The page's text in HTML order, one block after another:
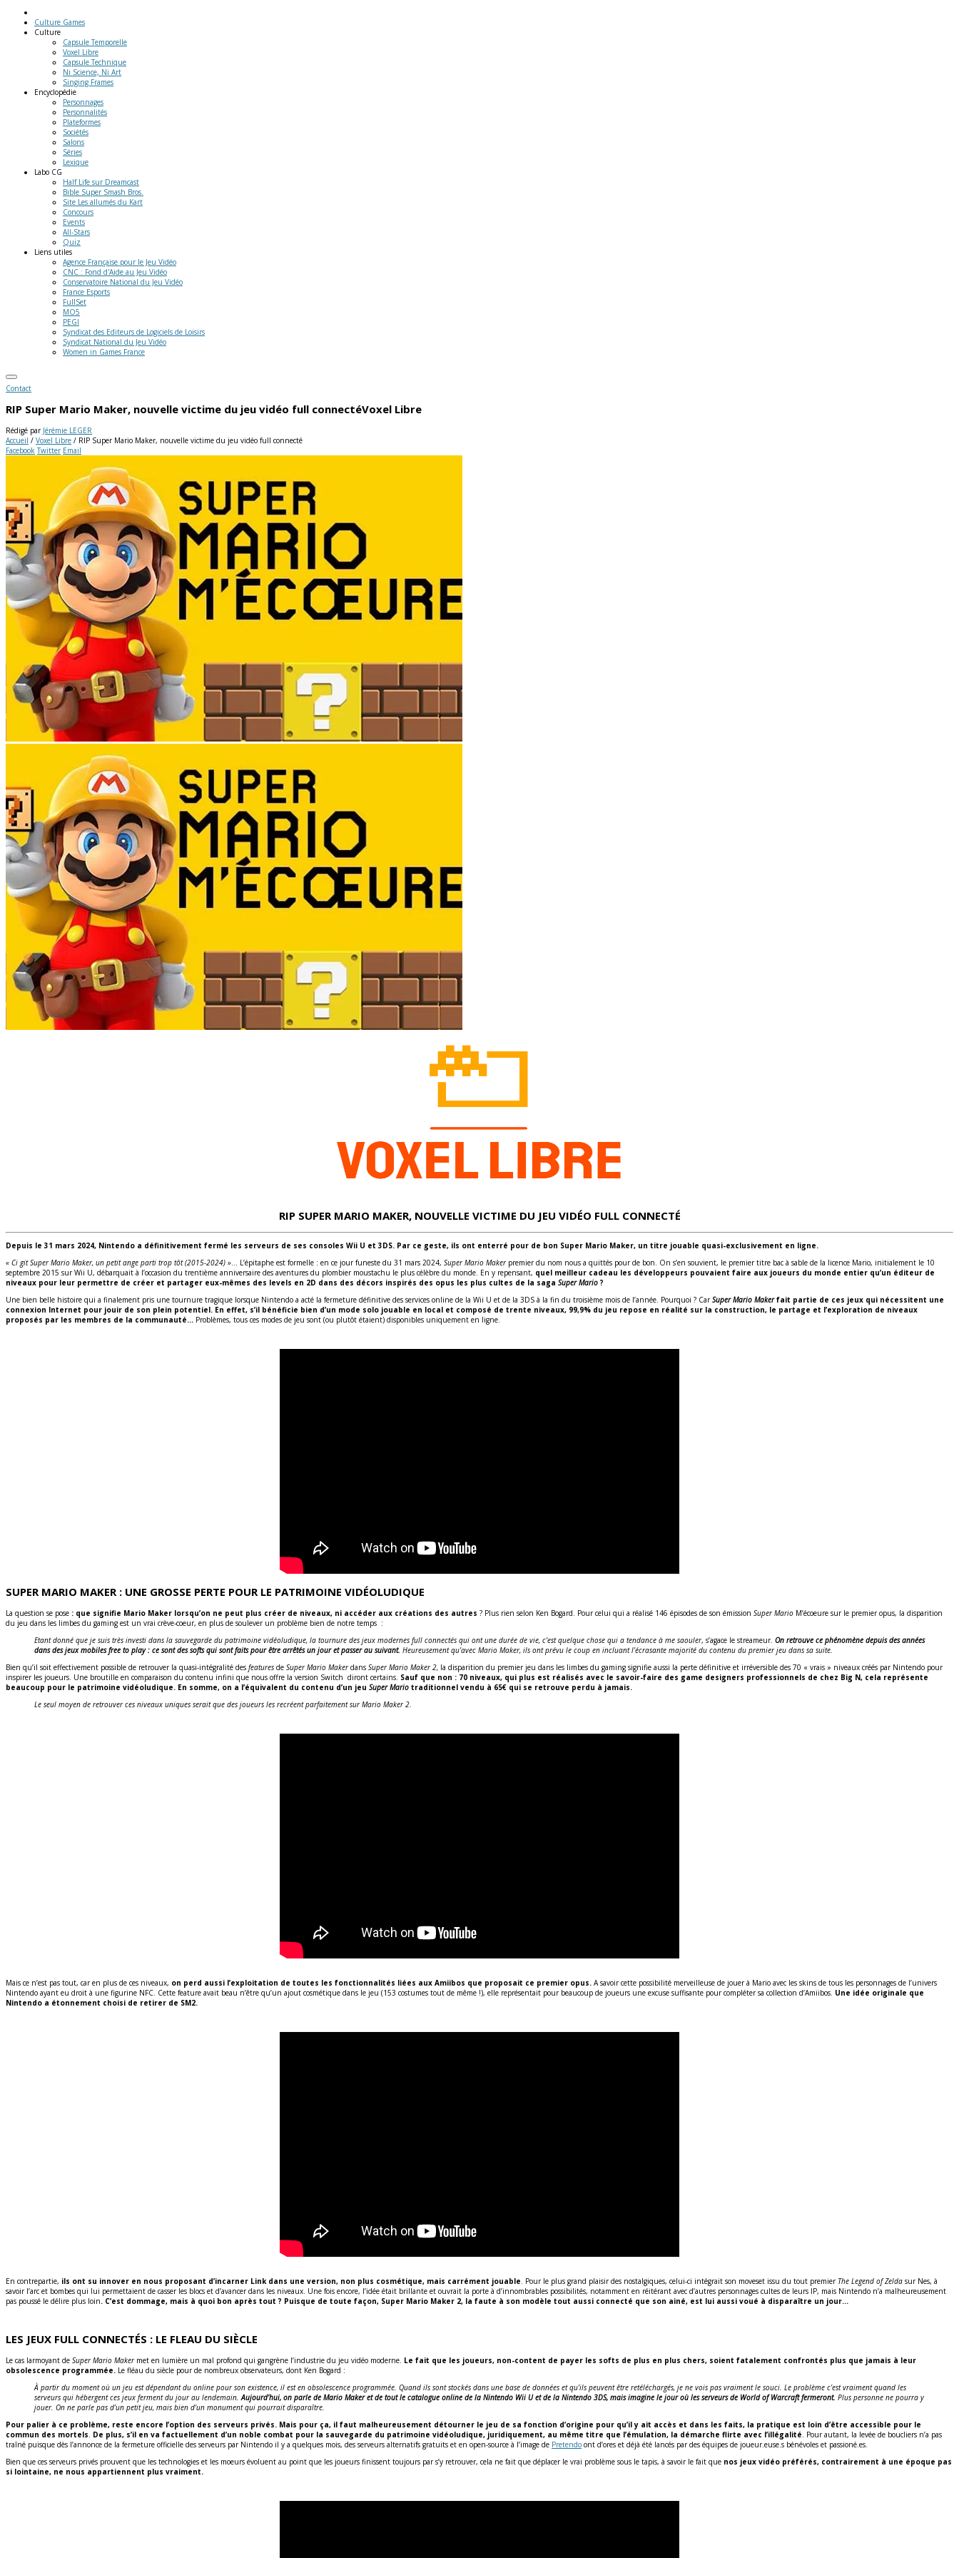
Culture Games
Culture
Capsule Temporelle
Voxel Libre
Capsule Technique
Ni Science, Ni Art
Singing Frames
Encyclopédie
Personnages
Personnalités
Plateformes
Sociétés
Salons
Séries
Lexique
Labo CG
Half Life sur Dreamcast
Bible Super Smash Bros.
Site Les allumés du Kart
Concours
Events
All-Stars
Quiz
Liens utiles
Agence Française pour le Jeu Vidéo
CNC : Fond d'Aide au Jeu Vidéo
Conservatoire National du Jeu Vidéo
France Esports
FullSet
MO5
PEGI
Syndicat des Editeurs de Logiciels de Loisirs
Syndicat National du Jeu Vidéo
Women in Games France
Contact
RIP Super Mario Maker, nouvelle victime du jeu vidéo full connectéVoxel Libre
Rédigé par Jérémie LEGER
Accueil / Voxel Libre / RIP Super Mario Maker, nouvelle victime du jeu vidéo full connecté
Facebook Twitter Email
RIP SUPER MARIO MAKER, NOUVELLE VICTIME DU JEU VIDÉO FULL CONNECTÉ
Depuis le 31 mars 2024, Nintendo a définitivement fermé les serveurs de ses consoles Wii U et 3DS. Par ce geste, ils ont enterré pour de bon Super Mario Maker, un titre jouable quasi-exclusivement en ligne.
« Ci git Super Mario Maker, un petit ange parti trop tôt (2015-2024) » … L’épitaphe est formelle : en ce jour funeste du 31 mars 2024, Super Mario Makerpremier du nom nous a quittés pour de bon. On s’en souvient, le premier titre bac à sable de la licence Mario, initialement le 10
septembre 2015 sur Wii U, débarquait à l’occasion du trentième anniversaire des aventures du plombier moustachu le plus célèbre du monde. En y repensant, quel meilleur cadeau les développeurs pouvaient faire aux joueurs du monde entier qu’un éditeur de
niveaux pour leur permettre de créer et partager eux-mêmes des levels en 2D dans des décors inspirés des opus les plus cultes de la saga Super Mario?
Une bien belle histoire qui a finalement pris une tournure tragique lorsque Nintendo a acté la fermeture définitive des services online de la Wii U et de la 3DS à la fin du troisième mois de l’année. Pourquoi ? CarSuper Mario Makerfait partie de ces jeux qui nécessitent une
connexion Internet pour jouir de son plein potentiel. En effet, s’il bénéficie bien d’un mode solo jouable en local et composé de trente niveaux, 99,9% du jeu repose en réalité sur la construction, le partage et l’exploration de niveaux
proposés par les membres de la communauté… Problèmes, tous ces modes de jeu sont (ou plutôt étaient) disponibles uniquement en ligne.
SUPER MARIO MAKER : UNE GROSSE PERTE POUR LE PATRIMOINE VIDÉOLUDIQUE
La question se pose : que signifie Mario Maker lorsqu’on ne peut plus créer de niveaux, ni accéder aux créations des autres ? Plus rien selon Ken Bogard. Pour celui qui a réalisé 146 épisodes de son émission Super Mario M’écoeure sur le premier opus, la disparition
du jeu dans les limbes du gaming est un vrai crève-coeur, en plus de soulever un problème bien de notre temps :
Etant donné que je suis très investi dans la sauvegarde du patrimoine vidéoludique, la tournure des jeux modernes full connectés qui ont une durée de vie, c’est quelque chose qui a tendance à me saouler, s’agace le streameur. On retrouve ce phénomène depuis des années
dans des jeux mobiles free to play : ce sont des softs qui sont faits pour être arrêtés un jour et passer au suivant. Heureusement qu’avec Mario Maker, ils ont prévu le coup en incluant l’écrasante majorité du contenu du premier jeu dans sa suite.
Bien qu’il soit effectivement possible de retrouver la quasi-intégralité des features de Super Mario Makerdans Super Mario Maker 2, la disparition du premier jeu dans les limbes du gaming signifie aussi la perte définitive et irréversible des 70 « vrais » niveaux créés par Nintendo pour
inspirer les joueurs. Une broutille en comparaison du contenu infini que nous offre la version Switch diront certains. Sauf que non : 70 niveaux, qui plus est réalisés avec le savoir-faire des game designers professionnels de chez Big N, cela représente
beaucoup pour le patrimoine vidéoludique. En somme, on a l’équivalent du contenu d’un jeu Super Mario traditionnel vendu à 65€ qui se retrouve perdu à jamais.
Le seul moyen de retrouver ces niveaux uniques serait que des joueurs les recréent parfaitement sur Mario Maker 2
Mais ce n’est pas tout, car en plus de ces niveaux, on perd aussi l’exploitation de toutes les fonctionnalités liées aux Amiibos que proposait ce premier opus. A savoir cette possibilité merveilleuse de jouer à Mario avec les skins de tous les personnages de l’univers
Nintendo ayant eu droit à une figurine NFC. Cette feature avait beau n’être qu’un ajout cosmétique dans le jeu (153 costumes tout de même !), elle représentait pour beaucoup de joueurs une excuse suffisante pour compléter sa collection d’Amiibos. Une idée originale que
Nintendo a étonnement choisi de retirer de SM2.
En contrepartie, ils ont su innover en nous proposant d’incarner Link dans une version, non plus cosmétique, mais carrément jouable . Pour le plus grand plaisir des nostalgiques, celui-ci intégrait son moveset issu du tout premier The Legend of Zelda sur Nes, à
savoir l’arc et bombes qui lui permettaient de casser les blocs et d’avancer dans les niveaux. Une fois encore, l’idée était brillante et ouvrait la porte à d’innombrables possibilités, notamment en réitérant avec d’autres personnages cultes de leurs IP, mais Nintendo n’a malheureusement
pas poussé le délire plus loin. C’est dommage, mais à quoi bon après tout ? Puisque de toute façon, Super Mario Maker 2, la faute à son modèle tout aussi connecté que son ainé, est lui aussi voué à disparaître un jour…
LES JEUX FULL CONNECTÉS : LE FLEAU DU SIÈCLE
Le cas larmoyant de Super Mario Maker met en lumière un mal profond qui gangrène l’industrie du jeu vidéo moderne. Le fait que les joueurs, non-content de payer les softs de plus en plus chers, soient fatalement confrontés plus que jamais à leur
obsolescence programmée. Le fléau du siècle pour de nombreux observateurs, dont Ken Bogard :
À partir du moment où un jeu est dépendant du online pour son existence, il est en obsolescence programmée. Quand ils sont stockés dans une base de données et qu’ils peuvent être retéléchargés, je ne vois pas vraiment le souci. Le problème c’est vraiment quand les
serveurs qui hébergent ces jeux ferment du jour au lendemain. Aujourd’hui, on parle de Mario Maker et de tout le catalogue online de la Nintendo Wii U et de la Nintendo 3DS, mais imagine le jour où les serveurs de World of Warcraft fermeront. Plus personne ne pourra y
jouer. On ne parle pas d’un petit jeu, mais bien d’un monument qui pourrait disparaître.
Pour palier à ce problème, reste encore l’option des serveurs privés. Mais pour ça, il faut malheureusement détourner le jeu de sa fonction d’origine pour qu’il y ait accès et dans les faits, la pratique est loin d’être accessible pour le
commun des mortels De plus, s’il en va factuellement d’un noble combat pour la sauvegarde du patrimoine vidéoludique, juridiquement, au même titre que l’émulation, la démarche flirte avec l’illégalité . Pour autant, la levée de boucliers n’a pas
traîné puisque dès l’annonce de la fermeture officielle des serveurs par Nintendo il y a quelques mois, des serveurs alternatifs gratuits et en open-source à l’image de Pretendo ont d’ores et déjà été lancés par des équipes de joueur.euse.s bénévoles et passioné.es.
Bien que ces serveurs privés prouvent que les technologies et les moeurs évoluent au point que les joueurs finissent toujours par s’y retrouver, cela ne fait que déplacer le vrai problème sous le tapis, à savoir le fait que nos jeux vidéo préférés, contrairement à une époque pas
si lointaine, ne nous appartiennent plus vraiment.